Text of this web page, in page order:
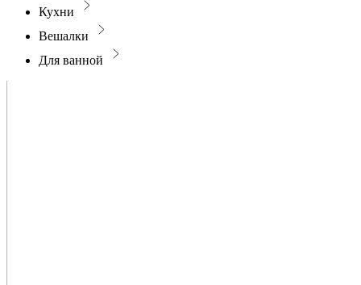
Кухни
Вешалки
Для ванной